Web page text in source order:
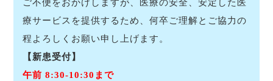
ご不便をおかけしますが、医療の安全、安定した医
療サービスを提供するため、何卒ご理解とご協力の
程よろしくお願い申し上げます。
【新患受付】
午前 8:30-10:30まで